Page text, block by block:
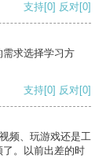
支持[0] 反对[0]
求选择学习方
支持[0] 反对[0]
频、玩游戏还是工
。以前出差的时